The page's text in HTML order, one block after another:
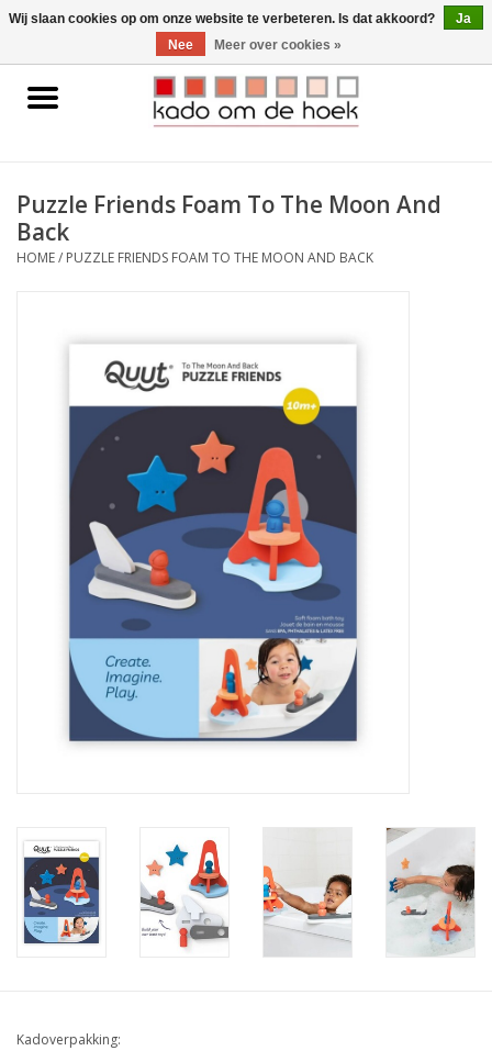
0 Artikelen - €0,00
Home
Gadgets
Puzzle Friends Foam To The Moon And
Back
HOME/ PUZZLE FRIENDS FOAM TO THE MOON AND BACK
Kadoverpakking:
Wij slaan cookies op om onze website te verbeteren. Is dat akkoord?
Ja
Nee
Meer over cookies »